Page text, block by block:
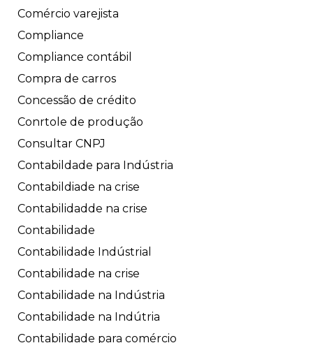
Comércio varejista
Compliance
Compliance contábil
Compra de carros
Concessão de crédito
Conrtole de produção
Consultar CNPJ
Contabildade para Indústria
Contabildiade na crise
Contabilidadde na crise
Contabilidade
Contabilidade Indústrial
Contabilidade na crise
Contabilidade na Indústria
Contabilidade na Indútria
Contabilidade para comércio